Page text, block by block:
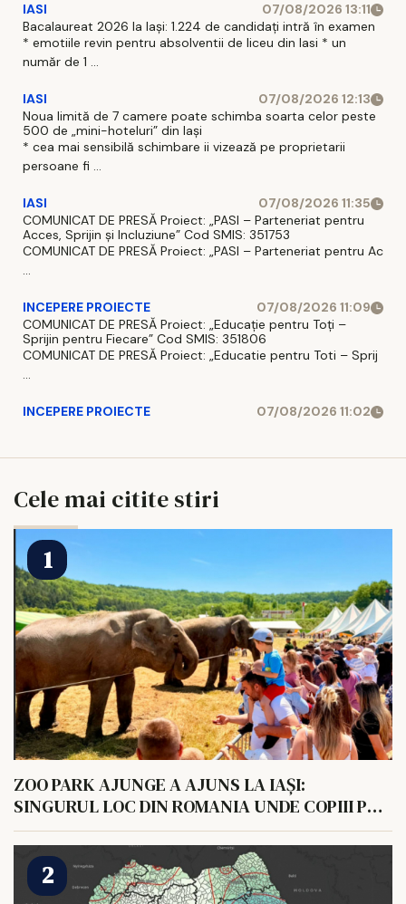
IASI
07/08/2026 13:11
Bacalaureat 2026 la Iași: 1.224 de candidați intră în examen
* emotiile revin pentru absolventii de liceu din Iasi * un
număr de 1 ...
IASI
07/08/2026 12:13
Noua limită de 7 camere poate schimba soarta celor peste
500 de „mini-hoteluri” din Iași
* cea mai sensibilă schimbare ii vizează pe proprietarii
persoane fi ...
IASI
07/08/2026 11:35
COMUNICAT DE PRESĂ Proiect: „PASI – Parteneriat pentru
Acces, Sprijin și Incluziune” Cod SMIS: 351753
COMUNICAT DE PRESĂ Proiect: „PASI – Parteneriat pentru Ac
...
INCEPERE PROIECTE
07/08/2026 11:09
COMUNICAT DE PRESĂ Proiect: „Educație pentru Toți –
Sprijin pentru Fiecare” Cod SMIS: 351806
COMUNICAT DE PRESĂ Proiect: „Educatie pentru Toti – Sprij
...
INCEPERE PROIECTE 07/08/2026 11:02
Cele mai citite stiri
ZOO PARK AJUNGE A AJUNS LA IAȘI:
SINGURUL LOC DIN ROMANIA UNDE COPIII POT
HRANI UN ELEFANT